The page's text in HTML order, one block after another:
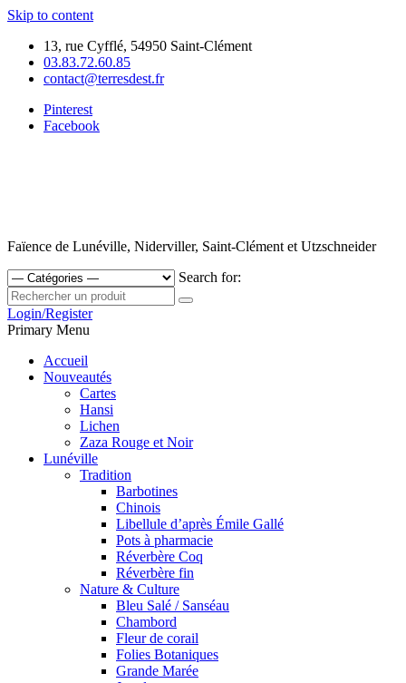
Skip to content
13, rue Cyfflé, 54950 Saint-Clément
03.83.72.60.85
contact@terresdest.fr
Pinterest
Facebook
Faïence de Lunéville, Niderviller, Saint-Clément et Utzschneider
Search for:
Login/Register
Primary Menu
Accueil
Nouveautés
Cartes
Hansi
Lichen
Zaza Rouge et Noir
Lunéville
Tradition
Barbotines
Chinois
Libellule d’après Émile Gallé
Pots à pharmacie
Réverbère Coq
Réverbère fin
Nature & Culture
Bleu Salé / Sanséau
Chambord
Fleur de corail
Folies Botaniques
Grande Marée